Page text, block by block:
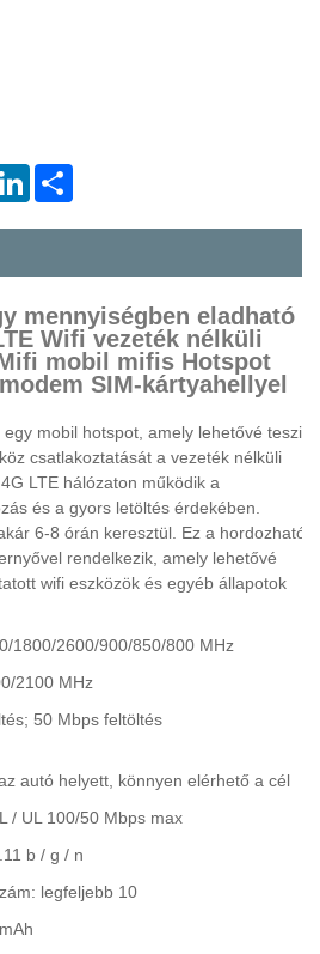
LinkedIn
mennyiségben eladható
Wifi vezeték nélküli
mobil mifis Hotspot
SIM-kártyahellyel
mobil hotspot, amely lehetővé teszi
csatlakoztatását a vezeték nélküli
LTE hálózaton működik a
és a gyors letöltés érdekében.
6-8 órán keresztül. Ez a hordozható
rendelkezik, amely lehetővé
wifi eszközök és egyéb állapotok
1800/2600/900/850/800 MHz
2100 MHz
50 Mbps feltöltés
autó helyett, könnyen elérhető a cél
/ UL 100/50 Mbps max
b / g / n
legfeljebb 10